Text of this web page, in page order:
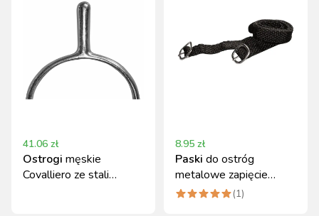
41.06 zł
Ostrogi męskie
Covalliero ze stali
8.95 zł
Paski do ostróg
metalowe zapięcie
czarne para Covalliero
(1)